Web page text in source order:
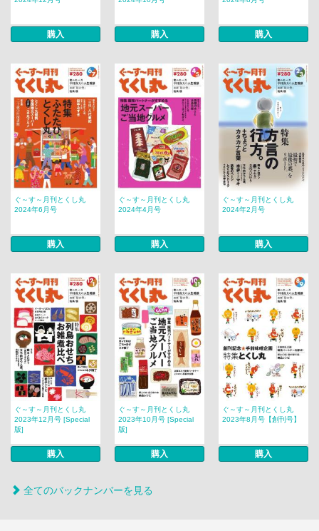
購入 購入 購入
ぐ～す～月刊とくし丸
2024年6月号
購入
ぐ～す～月刊とくし丸
2024年4月号
購入
ぐ～す～月刊とくし丸
2024年2月号
購入
ぐ～す～月刊とくし丸
2023年12月号 [Special
版]
購入
ぐ～す～月刊とくし丸
2023年10月号 [Special
版]
購入
ぐ～す～月刊とくし丸
2023年8月号【創刊号】
購入
全てのバックナンバーを見る